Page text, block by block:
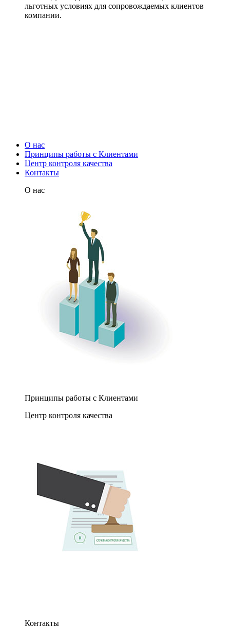
льготных условиях для сопровождаемых клиентов
компании.
О нас
Принципы работы с Клиентами
Центр контроля качества
Контакты
О нас
Принципы работы с Клиентами
Центр контроля качества
Контакты